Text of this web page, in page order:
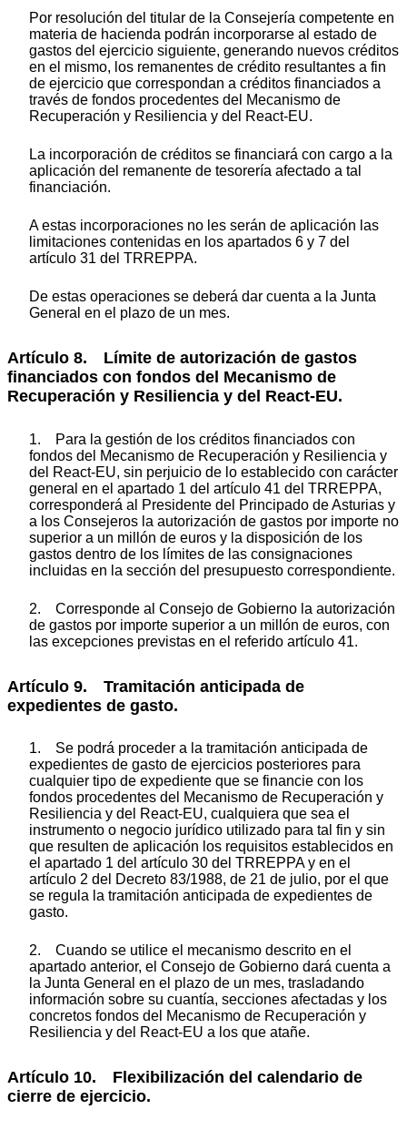
Por resolución del titular de la Consejería competente en
materia de hacienda podrán incorporarse al estado de
gastos del ejercicio siguiente, generando nuevos créditos
en el mismo, los remanentes de crédito resultantes a fin
de ejercicio que correspondan a créditos financiados a
través de fondos procedentes del Mecanismo de
Recuperación y Resiliencia y del React-EU.
La incorporación de créditos se financiará con cargo a la
aplicación del remanente de tesorería afectado a tal
financiación.
A estas incorporaciones no les serán de aplicación las
limitaciones contenidas en los apartados 6 y 7 del
artículo 31 del TRREPPA.
De estas operaciones se deberá dar cuenta a la Junta
General en el plazo de un mes.
Artículo 8. Límite de autorización de gastos
financiados con fondos del Mecanismo de
Recuperación y Resiliencia y del React-EU.
1. Para la gestión de los créditos financiados con
fondos del Mecanismo de Recuperación y Resiliencia y
del React-EU, sin perjuicio de lo establecido con carácter
general en el apartado 1 del artículo 41 del TRREPPA,
corresponderá al Presidente del Principado de Asturias y
a los Consejeros la autorización de gastos por importe no
superior a un millón de euros y la disposición de los
gastos dentro de los límites de las consignaciones
incluidas en la sección del presupuesto correspondiente.
2. Corresponde al Consejo de Gobierno la autorización
de gastos por importe superior a un millón de euros, con
las excepciones previstas en el referido artículo 41.
Artículo 9. Tramitación anticipada de
expedientes de gasto.
1. Se podrá proceder a la tramitación anticipada de
expedientes de gasto de ejercicios posteriores para
cualquier tipo de expediente que se financie con los
fondos procedentes del Mecanismo de Recuperación y
Resiliencia y del React-EU, cualquiera que sea el
instrumento o negocio jurídico utilizado para tal fin y sin
que resulten de aplicación los requisitos establecidos en
el apartado 1 del artículo 30 del TRREPPA y en el
artículo 2 del Decreto 83/1988, de 21 de julio, por el que
se regula la tramitación anticipada de expedientes de
gasto.
2. Cuando se utilice el mecanismo descrito en el
apartado anterior, el Consejo de Gobierno dará cuenta a
la Junta General en el plazo de un mes, trasladando
información sobre su cuantía, secciones afectadas y los
concretos fondos del Mecanismo de Recuperación y
Resiliencia y del React-EU a los que atañe.
Artículo 10. Flexibilización del calendario de
cierre de ejercicio.